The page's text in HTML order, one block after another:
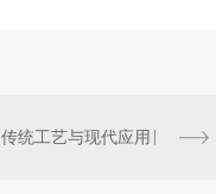
统工艺与现代应用